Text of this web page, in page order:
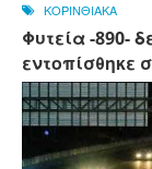
ΚΟΡΙΝΘΙΑΚΑ
Φυτεία -890-
εντοπίσθηκε